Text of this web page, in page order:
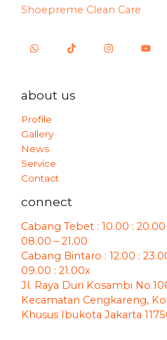
Shoepreme Clean Care
about us
Profile
Gallery
News
Service
Contact
connect
Cabang Tebet : 10.00 :
08.00 – 21.00
Cabang Bintaro : 12.00 :
09.00 : 21.00x
Jl. Raya Duri Kosambi
Kecamatan Cengkareng,
Khusus Ibukota Jakarta